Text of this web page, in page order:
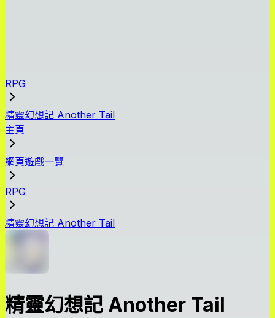
RPG
精靈幻想記 Another Tail
主頁
網頁遊戲一覽
RPG
精靈幻想記 Another Tail
精靈幻想記 Another Tail